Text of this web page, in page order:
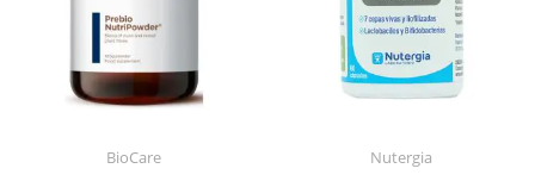
BioCare
Nutergia